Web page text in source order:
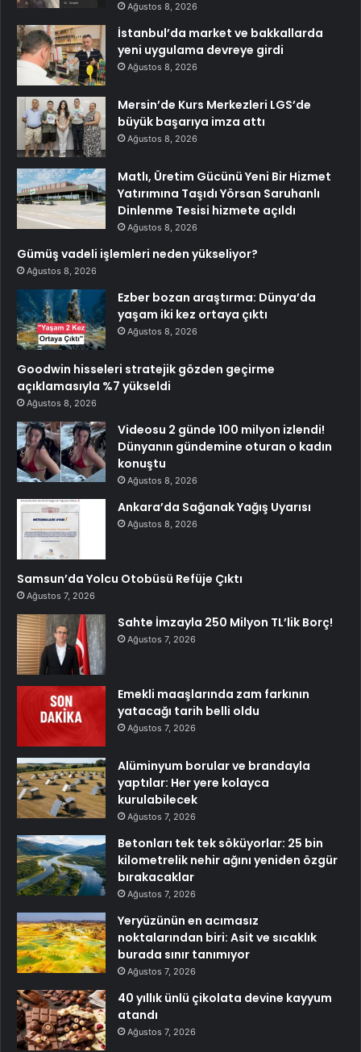
Ağustos 8, 2026
İstanbul’da market ve bakkallarda
yeni uygulama devreye girdi
Ağustos 8, 2026
Mersin’de Kurs Merkezleri LGS’de
büyük başarıya imza attı
Ağustos 8, 2026
Matlı, Üretim Gücünü Yeni Bir Hizmet
Yatırımına Taşıdı Yörsan Saruhanlı
Dinlenme Tesisi hizmete açıldı
Ağustos 8, 2026
Gümüş vadeli işlemleri neden yükseliyor?
Ağustos 8, 2026
Ezber bozan araştırma: Dünya’da
yaşam iki kez ortaya çıktı
Ağustos 8, 2026
Goodwin hisseleri stratejik gözden geçirme
açıklamasıyla %7 yükseldi
Ağustos 8, 2026
Videosu 2 günde 100 milyon izlendi!
Dünyanın gündemine oturan o kadın
konuştu
Ağustos 8, 2026
Ankara’da Sağanak Yağış Uyarısı
Ağustos 8, 2026
Samsun’da Yolcu Otobüsü Refüje Çıktı
Ağustos 7, 2026
Sahte İmzayla 250 Milyon TL’lik Borç!
Ağustos 7, 2026
Emekli maaşlarında zam farkının
yatacağı tarih belli oldu
Ağustos 7, 2026
Alüminyum borular ve brandayla
yaptılar: Her yere kolayca
kurulabilecek
Ağustos 7, 2026
Betonları tek tek söküyorlar: 25 bin
kilometrelik nehir ağını yeniden özgür
bırakacaklar
Ağustos 7, 2026
Yeryüzünün en acımasız
noktalarından biri: Asit ve sıcaklık
burada sınır tanımıyor
Ağustos 7, 2026
40 yıllık ünlü çikolata devine kayyum
atandı
Ağustos 7, 2026